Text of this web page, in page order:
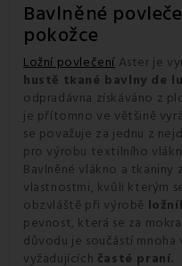
Bavlněné
pokožce
Ložní povlečení Aster je
hustě tkané bavlny de
odpradávna získáváno z
je přítomno ve většině
se považuje za jednu z
pro výrobu textilního
Bavlněné vlákno a
vlastnostmi, kvůli kterým
obzvláště při výrobě
pevnost, která se za
důvodu je součástí
vyžadujících časté praní.